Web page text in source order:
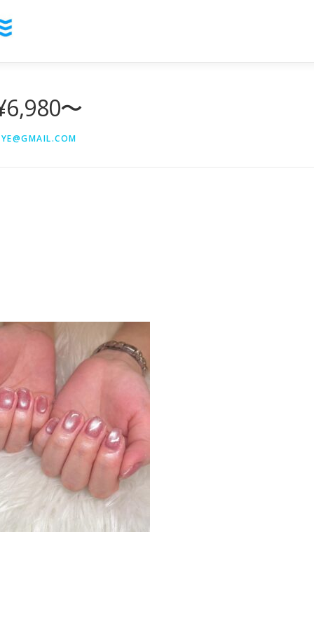
〜